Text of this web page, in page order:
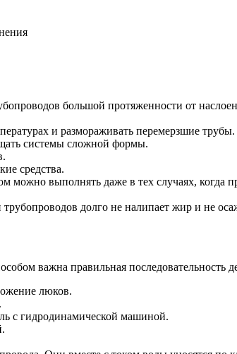
большой протяженности от
и размораживать перемерзшие трубы.
системы сложной формы.
средства.
можно выполнять даже в тех случаях,
долго не налипает жир и не
важна правильная последовательность
люков.
с гидродинамической машиной.